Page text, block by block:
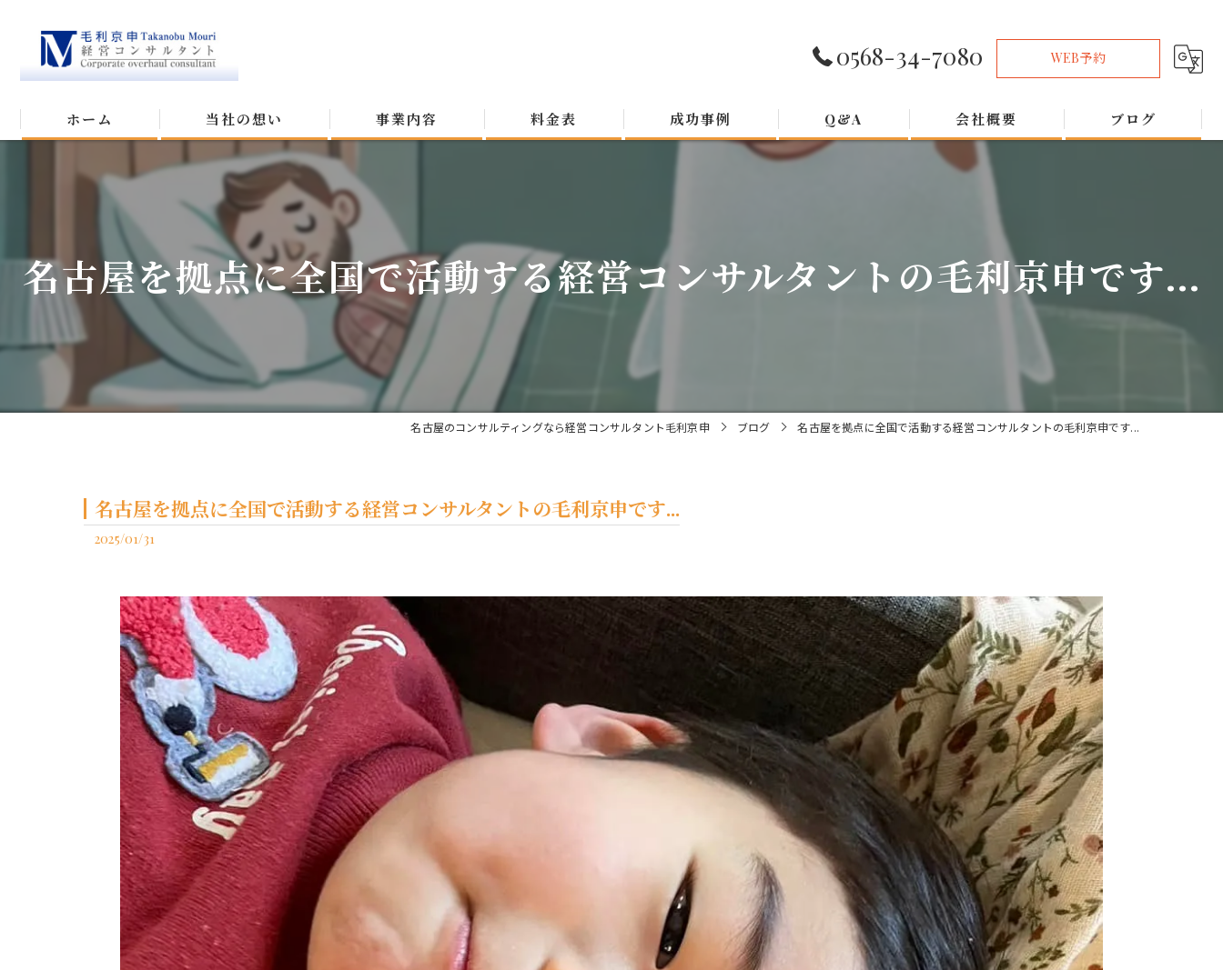
0568-34-7080 WEB予約
ホーム 当社の想い 事業内容 料金表 成功事例 Q&A 会社概要 ブログ
名古屋を拠点に全国で活動する経営コンサルタントの毛利京申です...
名古屋のコンサルティングなら経営コンサルタント毛利京申 ブログ 名古屋を拠点に全国で活動する経営コンサルタントの毛利京申です...
名古屋を拠点に全国で活動する経営コンサルタントの毛利京申です...
2025/01/31